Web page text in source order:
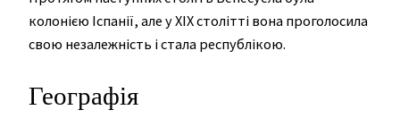
колонією Іспанії, але у XIX столітті вона проголосила
свою незалежність і стала республікою.
Географія